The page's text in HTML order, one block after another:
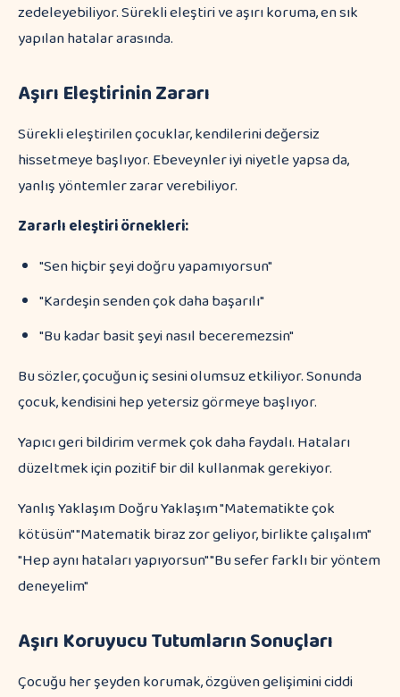
zedeleyebiliyor. Sürekli eleştiri ve aşırı koruma, en sık
yapılan hatalar arasında.
Aşırı Eleştirinin Zararı
Sürekli eleştirilen çocuklar, kendilerini değersiz
hissetmeye başlıyor. Ebeveynler iyi niyetle yapsa da,
yanlış yöntemler zarar verebiliyor.
Zararlı eleştiri örnekleri:
"Sen hiçbir şeyi doğru yapamıyorsun"
"Kardeşin senden çok daha başarılı"
"Bu kadar basit şeyi nasıl beceremezsin"
Bu sözler, çocuğun iç sesini olumsuz etkiliyor. Sonunda
çocuk, kendisini hep yetersiz görmeye başlıyor.
Yapıcı geri bildirim vermek çok daha faydalı. Hataları
düzeltmek için pozitif bir dil kullanmak gerekiyor.
Yanlış Yaklaşım Doğru Yaklaşım "Matematikte çok
kötüsün" "Matematik biraz zor geliyor, birlikte çalışalım"
"Hep aynı hataları yapıyorsun" "Bu sefer farklı bir yöntem
deneyelim"
Aşırı Koruyucu Tutumların Sonuçları
Çocuğu her şeyden korumak, özgüven gelişimini ciddi